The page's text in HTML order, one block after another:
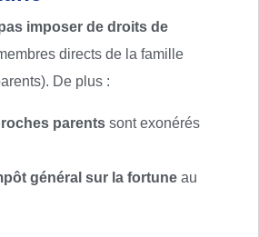
imposer de droits de
directs de la famille
De plus :
parents sont exonérés
général sur la fortune au